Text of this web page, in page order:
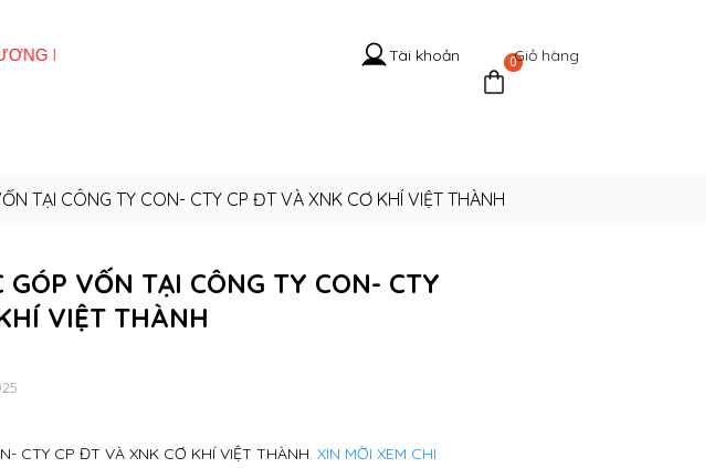
Tài khoản 0Giỏ hàng
TẠI CÔNG TY CON- CTY CP ĐT VÀ XNK CƠ KHÍ VIỆT THÀNH
VỐN TẠI CÔNG TY CON- CTY
VIỆT THÀNH
CP ĐT VÀ XNK CƠ KHÍ VIỆT THÀNH. XIN MỜI XEM CHI